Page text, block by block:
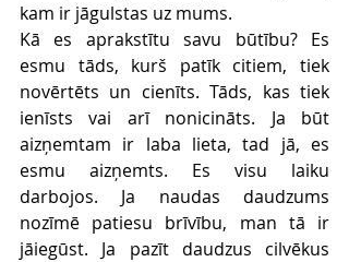
kam ir jāgulstas uz mums.
Kā es aprakstītu savu būtību? Es
esmu tāds, kurš patīk citiem, tiek
novērtēts un cienīts. Tāds, kas tiek
ienīsts vai arī nonicināts. Ja būt
aizņemtam ir laba lieta, tad jā, es
esmu aizņemts. Es visu laiku
darbojos. Ja naudas daudzums
nozīmē patiesu brīvību, man tā ir
jāiegūst. Ja pazīt daudzus cilvēkus